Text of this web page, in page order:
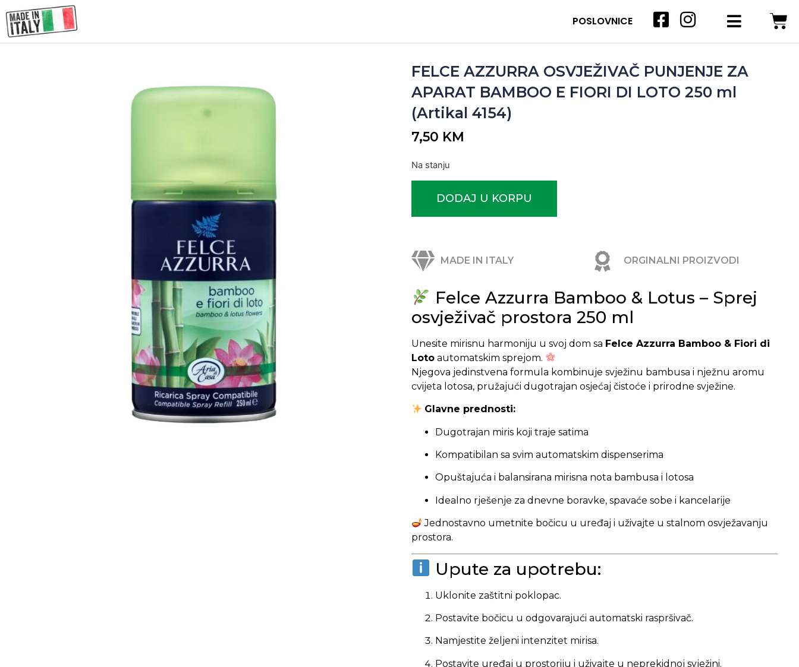
POSLOVNICE
FELCE AZZURRA OSVJEŽIVAČ PUNJENJE ZA
APARAT BAMBOO E FIORI DI LOTO 250 ml
(Artikal 4154)
7,50 KM
Na stanju
DODAJ U KORPU
MADE IN ITALY ORGINALNI PROIZVODI
Felce Azzurra Bamboo & Lotus – Sprej
osvježivač prostora 250 ml
Unesite mirisnu harmoniju u svoj dom sa Felce Azzurra Bamboo & Fiori di
Loto automatskim sprejom.
Njegova jedinstvena formula kombinuje svježinu bambusa i nježnu aromu
cvijeta lotosa, pružajući dugotrajan osjećaj čistoće i prirodne svježine.
Glavne prednosti:
Dugotrajan miris koji traje satima
Kompatibilan sa svim automatskim dispenserima
Opuštajuća i balansirana mirisna nota bambusa i lotosa
Idealno rješenje za dnevne boravke, spavaće sobe i kancelarije
Jednostavno umetnite bočicu u uređaj i uživajte u stalnom osvježavanju
prostora.
Upute za upotrebu:
Uklonite zaštitni poklopac.
Postavite bočicu u odgovarajući automatski raspršivač.
Namjestite željeni intenzitet mirisa.
Postavite uređaj u prostoriju i uživajte u neprekidnoj svježini.